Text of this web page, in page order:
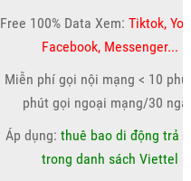
Free 100% Data Xem: Tiktok,
Facebook, Messenger...
Miễn phí gọi nội mạng < 10
phút gọi ngoại mạng/30
Áp dụng:thuê bao di động trả
trong danh sách Viettel